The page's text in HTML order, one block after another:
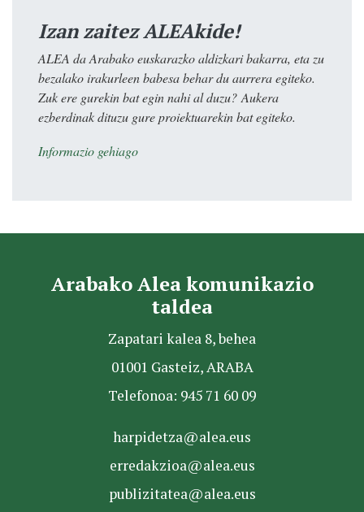
Izan zaitez ALEAkide!
ALEA da Arabako euskarazko aldizkari bakarra, eta zu
bezalako irakurleen babesa behar du aurrera egiteko.
Zuk ere gurekin bat egin nahi al duzu? Aukera
ezberdinak dituzu gure proiektuarekin bat egiteko.
Informazio gehiago
Arabako Alea komunikazio
taldea
Zapatari kalea 8, behea
01001 Gasteiz, ARABA
Telefonoa: 945 71 60 09
harpidetza@alea.eus
erredakzioa@alea.eus
publizitatea@alea.eus